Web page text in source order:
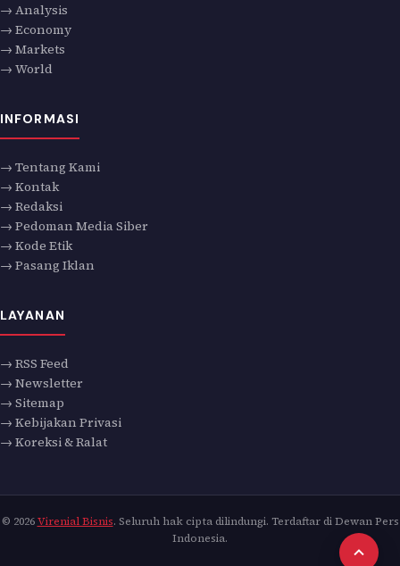
→ Analysis
→ Economy
→ Markets
→ World
INFORMASI
→ Tentang Kami
→ Kontak
→ Redaksi
→ Pedoman Media Siber
→ Kode Etik
→ Pasang Iklan
LAYANAN
→ RSS Feed
→ Newsletter
→ Sitemap
→ Kebijakan Privasi
→ Koreksi & Ralat
© 2026Virenial Bisnis. Seluruh hak cipta dilindungi. Terdaftar di Dewan Pers
Indonesia.